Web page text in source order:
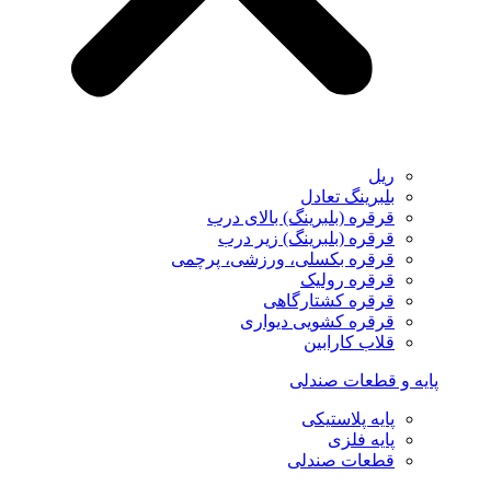
ریل
بلبرینگ تعادل
قرقره (بلبرینگ) بالای درب
قرقره (بلبرینگ) زیر درب
قرقره بکسلی، ورزشی، پرچمی
قرقره رولیک
قرقره کشتارگاهی
قرقره کشویی دیواری
قلاب کارابین
پایه و قطعات صندلی
پایه پلاستیکی
پایه فلزی
قطعات صندلی